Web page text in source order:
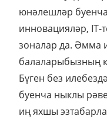
юнәлешләр
инновацияләр, IT-
зоналар да. Әмма
балаларыбызның
Бүген без
буенча ныклы
иң яхшы